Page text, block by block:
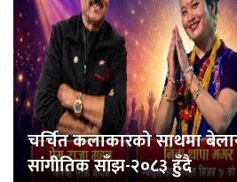
चर्चित कलाकारको साथमा
सांगीतिक साँझ-२०८३ हुँदै